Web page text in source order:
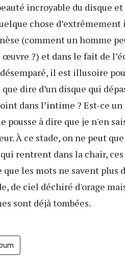
incroyable du disque
chose d’extrêmement
(comment un homme
?) et dans le fait de
il est illusoire
dire d’un disque qui
dans l’intime ? Est-ce
pousse à dire que je n'en
À ce stade, on ne peut
rentrent dans la chair,
que les mots ne savent plus
de ciel déchiré d'orage
sont déjà tombées.